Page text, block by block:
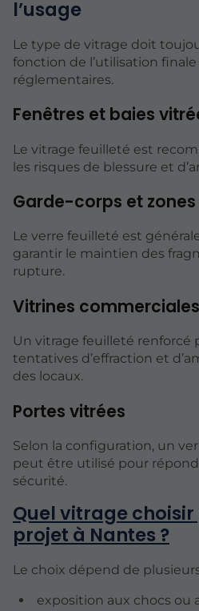
l’usage
Le type de vitrage doit
fonction de l’utilisation
réglementaires.
Fenêtres et baies
Le vitrage feuilleté est
les risques de blessure et
Garde-corps et
Le verre feuilleté est
garantir le maintien des
rupture.
Vitrines commerciales
Un vitrage feuilleté renforcé
tentatives d’effraction et
des locaux.
Portes vitrées
Selon la configuration, un
peut être utilisé pour
sécurité.
Quel vitrage
projet à Nantes ?
Le choix dépend de
exposition aux chocs ou